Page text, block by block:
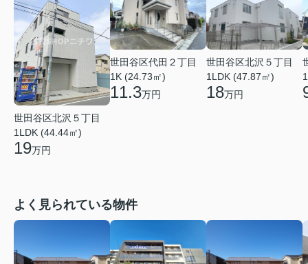
世田谷区北沢５丁目
1LDK (44.44㎡)
19万円
世田谷区代田２丁目
1K (24.73㎡)
11.3万円
世田谷区北沢５丁目
1LDK (47.87㎡)
18万円
よく見られている物件